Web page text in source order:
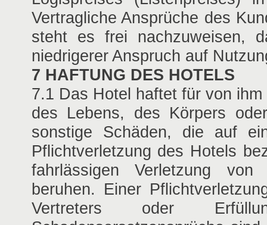
Vertragliche Ansprüche des
steht es frei nachzuweisen,
niedrigerer Anspruch auf
7 HAFTUNG DES HOTELS
7.1 Das Hotel haftet für von
des Lebens, des Körpers
sonstige Schäden, die auf
Pflichtverletzung des Hotels
fahrlässigen Verletzung
beruhen. Einer
Vertreters oder